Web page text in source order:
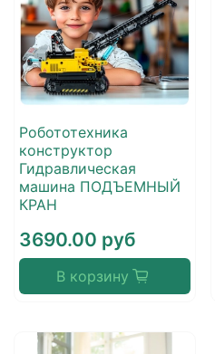
Робототехника
конструктор
Гидравлическая
машина ПОДЪЕМНЫЙ
КРАН
3690.00 руб
В корзину